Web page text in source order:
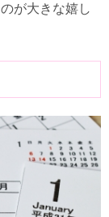
のが大きな嬉し